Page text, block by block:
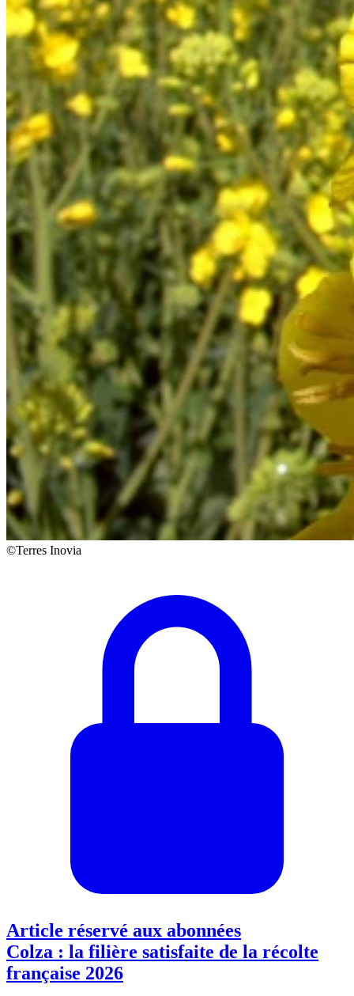
©Terres Inovia
Article réservé aux abonnées
Colza : la filière satisfaite de la récolte
française 2026